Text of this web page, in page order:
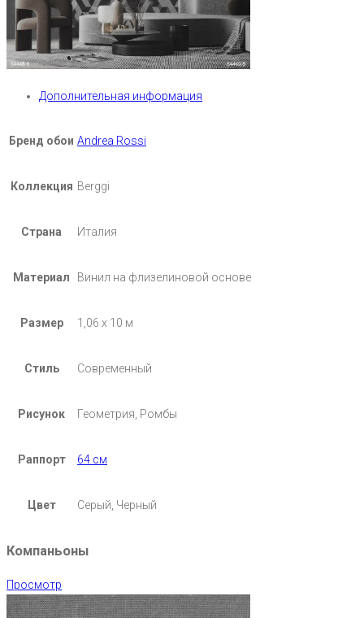
Дополнительная информация
Бренд обои Andrea Rossi
Коллекция Berggi
Страна Италия
Материал Винил на флизелиновой основе
Размер 1,06 х 10 м
Стиль Современный
Рисунок Геометрия, Ромбы
Раппорт 64 см
Цвет Серый, Черный
Компаньоны
Просмотр